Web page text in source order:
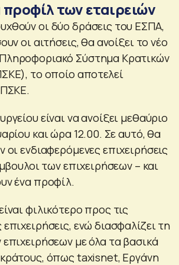
των εταιρειών
οι δύο δράσεις του ΕΣΠΑ,
οι αιτήσεις, θα ανοίξει το νέο
Σύστημα Κρατικών
το οποίο αποτελεί
είναι να ανοίξει μεθαύριο
και ώρα 12.00. Σε αυτό, θα
ενδιαφερόμενες επιχειρήσεις
των επιχειρήσεων – και
ένα προφίλ.
φιλικότερο προς τις
ενώ διασφαλίζει τη
με όλα τα βασικά
όπως taxisnet, Εργάνη